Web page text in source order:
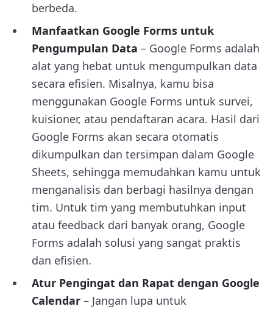
berbeda.
Manfaatkan Google Forms untuk
Pengumpulan Data – Google Forms adalah
alat yang hebat untuk mengumpulkan data
secara efisien. Misalnya, kamu bisa
menggunakan Google Forms untuk survei,
kuisioner, atau pendaftaran acara. Hasil dari
Google Forms akan secara otomatis
dikumpulkan dan tersimpan dalam Google
Sheets, sehingga memudahkan kamu untuk
menganalisis dan berbagi hasilnya dengan
tim. Untuk tim yang membutuhkan input
atau feedback dari banyak orang, Google
Forms adalah solusi yang sangat praktis
dan efisien.
Atur Pengingat dan Rapat dengan Google
Calendar – Jangan lupa untuk